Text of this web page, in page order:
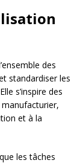
des
standardiser les
s’inspire des
manufacturier,
et à la
les tâches